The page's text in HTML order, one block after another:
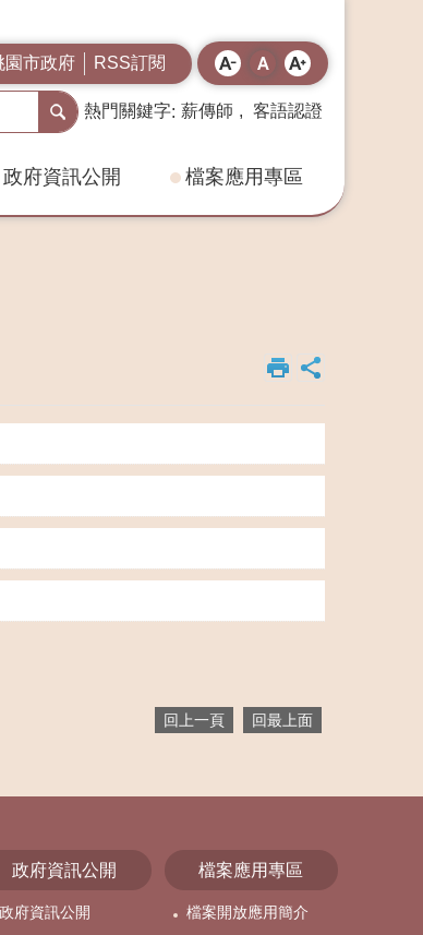
園市政府 RSS訂閱
熱門關鍵字 薪傳師 客語認證
政府資訊公開 檔案應用專區
回上一頁 回最上面
政府資訊公開
政府資訊公開
檔案應用專區
檔案開放應用簡介